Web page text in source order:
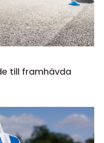
till framhävda